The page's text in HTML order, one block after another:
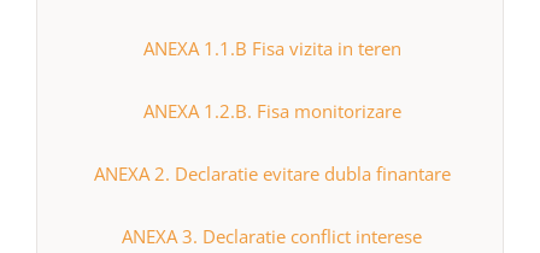
ANEXA 1.1.B Fisa vizita in teren
ANEXA 1.2.B. Fisa monitorizare
ANEXA 2. Declaratie evitare dubla finantare
ANEXA 3. Declaratie conflict interese